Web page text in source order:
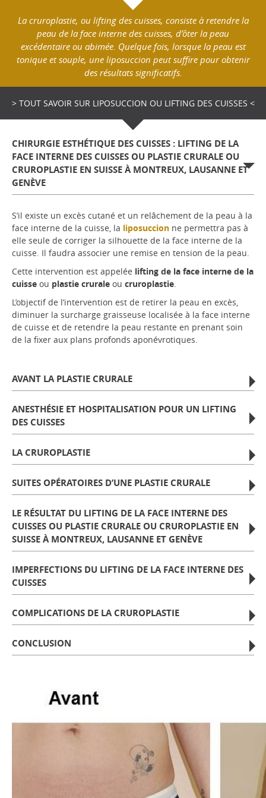
La cruroplastie, ou lifting des cuisses, consiste à retendre la
peau de la face interne des cuisses, d’ôter la peau
excédentaire ou abimée. Quelque fois, lorsque la peau est
tonique et souple, une liposuccion peut suffire pour obtenir
des résultats significatifs.
> TOUT SAVOIR SUR LIPOSUCCION OU LIFTING DES CUISSES <
CHIRURGIE ESTHÉTIQUE DES CUISSES : LIFTING DE LA
FACE INTERNE DES CUISSES OU PLASTIE CRURALE OU
CRUROPLASTIE EN SUISSE À MONTREUX, LAUSANNE ET
GENÈVE
S’il existe un excès cutané et un relâchement de la peau à la
face interne de la cuisse, la liposuccion ne permettra pas à
elle seule de corriger la silhouette de la face interne de la
cuisse. Il faudra associer une remise en tension de la peau.
Cette intervention est appelée lifting de la face interne de la
cuisse ou plastie crurale ou cruroplastie.
L’objectif de l’intervention est de retirer la peau en excès,
diminuer la surcharge graisseuse localisée à la face interne
de cuisse et de retendre la peau restante en prenant soin
de la fixer aux plans profonds aponévrotiques.
AVANT LA PLASTIE CRURALE
ANESTHÉSIE ET HOSPITALISATION POUR UN LIFTING
DES CUISSES
LA CRUROPLASTIE
SUITES OPÉRATOIRES D’UNE PLASTIE CRURALE
LE RÉSULTAT DU LIFTING DE LA FACE INTERNE DES
CUISSES OU PLASTIE CRURALE OU CRUROPLASTIE EN
SUISSE À MONTREUX, LAUSANNE ET GENÈVE
IMPERFECTIONS DU LIFTING DE LA FACE INTERNE DES
CUISSES
COMPLICATIONS DE LA CRUROPLASTIE
CONCLUSION